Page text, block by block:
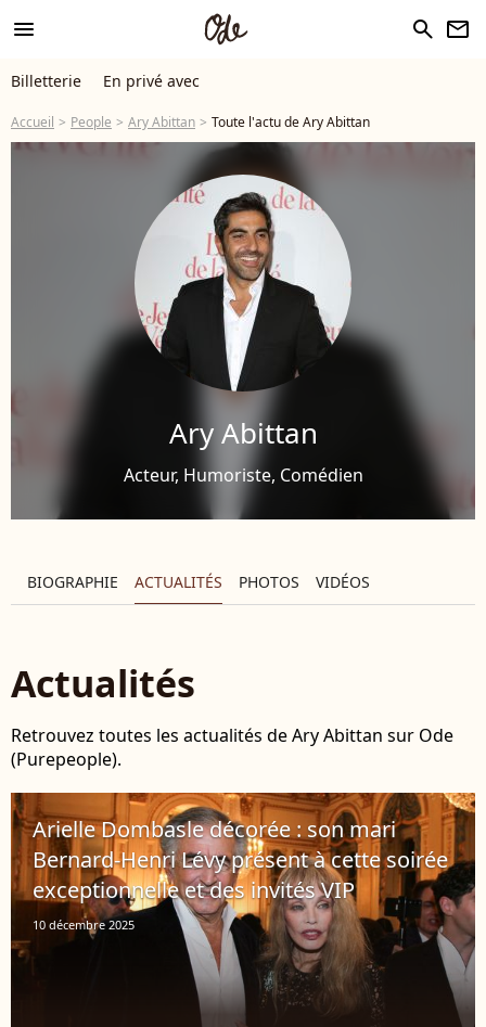
menu search newsletter
Billetterie En privé avec
Accueil People Ary Abittan Toute l'actu de Ary Abittan
Ary Abittan
Acteur, Humoriste, Comédien
BIOGRAPHIE ACTUALITÉS PHOTOS VIDÉOS
Actualités
Retrouvez toutes les actualités de Ary Abittan sur Ode
(Purepeople).
Arielle Dombasle décorée : son mari
Bernard-Henri Lévy présent à cette soirée
exceptionnelle et des invités VIP
10 décembre 2025